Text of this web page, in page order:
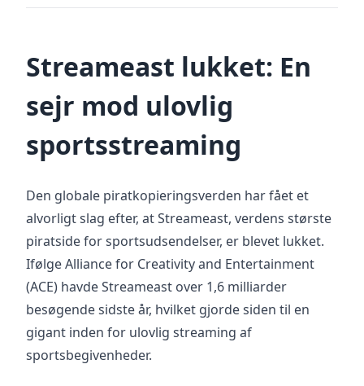
Streameast lukket: En
sejr mod ulovlig
sportsstreaming
Den globale piratkopieringsverden har fået et
alvorligt slag efter, at Streameast, verdens største
piratside for sportsudsendelser, er blevet lukket.
Ifølge Alliance for Creativity and Entertainment
(ACE) havde Streameast over 1,6 milliarder
besøgende sidste år, hvilket gjorde siden til en
gigant inden for ulovlig streaming af
sportsbegivenheder.